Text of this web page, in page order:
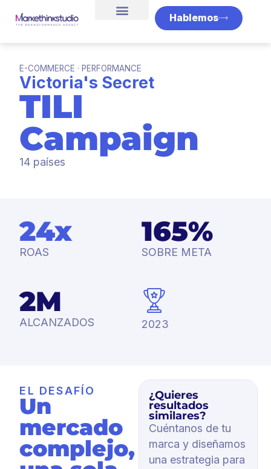
Hablemos
E-COMMERCE · PERFORMANCE
Victoria's Secret
TILI
Campaign
14 países
24x
ROAS
165%
SOBRE META
2M
ALCANZADOS 2023
EL DESAFÍO
Un
mercado
complejo,
¿Quieres
resultados
similares?
Cuéntanos de tu
marca y diseñamos
una estrategia para